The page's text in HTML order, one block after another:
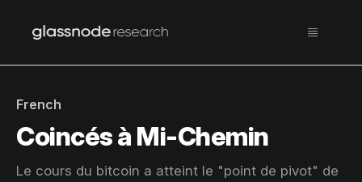
French
Coincés à Mi-Chemin
Le cours du bitcoin a atteint le "point de pivot" de